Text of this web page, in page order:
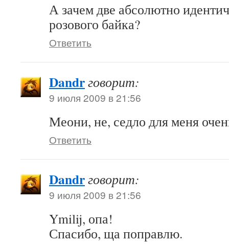
А зачем две абсолютно
розового байка?
Ответить
Dandrговорит:
9 июля 2009 в 21:56
Меони, не, седло для меня
Ответить
Dandrговорит:
9 июля 2009 в 21:56
Ymilij, опа!
Спасибо, ща поправлю.